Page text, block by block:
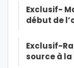
Exclusif-
début de
Exclusif-
source à